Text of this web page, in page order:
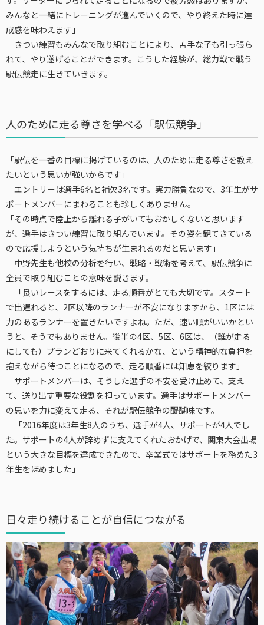
みんなと一緒にトレーニングが進んでいくので、やり終えた時に達
成感を味わえます」
きつい練習もみんなで取り組むことにより、苦手な子も引っ張ら
れて、やり遂げることができます。こうした経験が、総力戦で戦う
駅伝競走に生きていきます。
人のために走る尊さを学べる「駅伝競争」
「駅伝を一番の目標に掲げているのは、人のために走る尊さを教え
たいという思いが強いからです」
エントリーは選手6名と補欠3名です。実力勝負なので、3年生がサ
ポートメンバーにまわることも珍しくありません。
「その時点で陸上から離れる子がいてもおかしくないと思います
が、選手はきつい練習に取り組んでいます。その姿を観てきている
ので応援しようという気持ちが生まれるのだと思います」
中野先生も他校の分析を行い、戦略・戦術を考えて、駅伝競争に
全員で取り組むことの意味を説きます。
「良いレースをするには、走る順番がとても大切です。スタート
で出遅れると、2区以降のランナーが不安になりますから、1区には
力のあるランナーを置きたいですよね。ただ、速い順がいいかとい
うと、そうでもありません。後半の4区、5区、6区は、（誰が走る
にしても）プランどおりに来てくれるかな、という精神的な負担を
抱えながら待つことになるので、走る順番には知恵を絞ります」
サポートメンバーは、そうした選手の不安を受け止めて、支え
て、送り出す重要な役割を担っています。選手はサポートメンバー
の思いを力に変えて走る、それが駅伝競争の醍醐味です。
「2016年度は3年生8人のうち、選手が4人、サポートが4人でし
た。サポートの4人が辞めずに支えてくれたおかげで、関東大会出場
という大きな目標を達成できたので、卒業式ではサポートを務めた3
年生をほめました」
日々走り続けることが自信につながる